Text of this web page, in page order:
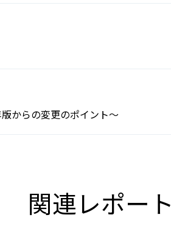
からの変更のポイント～
関連レポート